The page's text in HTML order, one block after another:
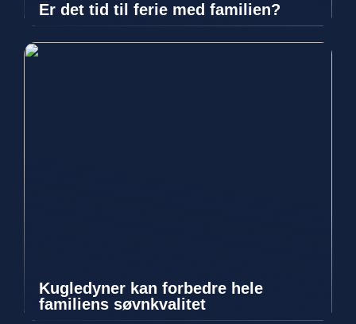
Er det tid til ferie med familien?
Kugledyner kan forbedre hele
familiens søvnkvalitet